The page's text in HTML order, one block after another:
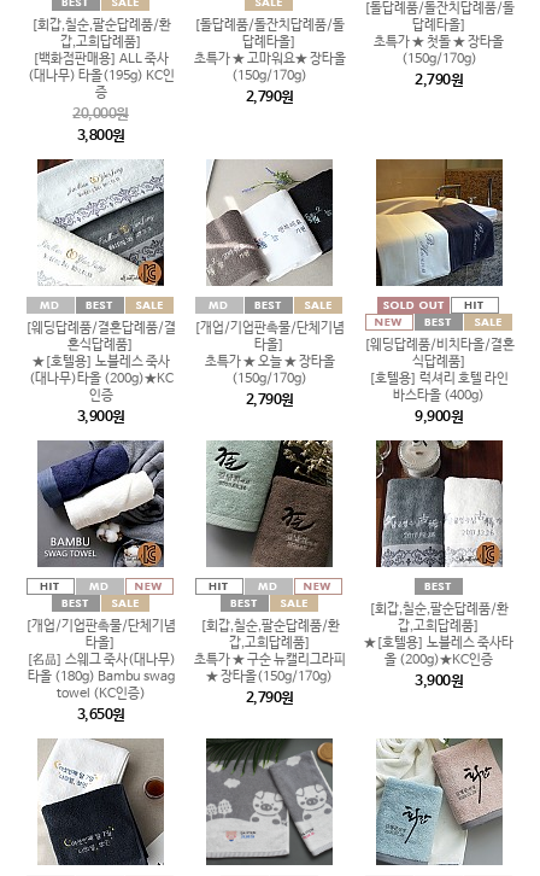
[회갑,칠순,팔순답례품/환
갑,고희답례품]
[백화점판매용] ALL 죽사
(대나무) 타올(195g) KC인
증
20,000원
3,800원
[돌답례품/돌잔치답례품/돌
답례타올]
초특가 ★ 고마워요★ 장타올
(150g/170g)
2,790원
[돌답례품/돌잔치답례품/돌
답례타올]
초특가 ★ 첫돌 ★ 장타올
(150g/170g)
2,790원
[웨딩답례품/결혼답례품/결
혼식답례품]
★[호텔용] 노블레스 죽사
(대나무)타올 (200g)★KC
인증
3,900원
[개업/기업판촉물/단체기념
타올]
초특가 ★ 오늘 ★ 장타올
(150g/170g)
2,790원
[웨딩답례품/비치타올/결혼
식답례품]
[호텔용] 럭셔리 호텔 라인
바스타올 (400g)
9,900원
[개업/기업판촉물/단체기념
타올]
[名品] 스웨그 죽사(대나무)
타올 (180g) Bambu swag
towel (KC인증)
3,650원
[회갑,칠순,팔순답례품/환
갑,고희답례품]
초특가 ★ 구순 뉴캘리그라피
★ 장타올(150g/170g)
2,790원
[회갑,칠순,팔순답례품/환
갑,고희답례품]
★[호텔용] 노블레스 죽사타
올 (200g)★KC인증
3,900원